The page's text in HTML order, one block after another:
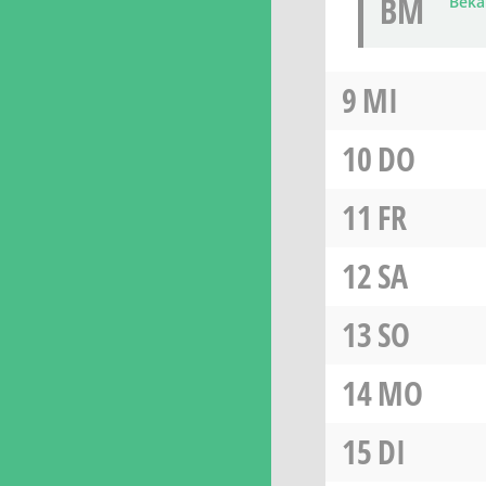
BM
9MI
10DO
11 FR
12SA
13SO
14MO
15DI